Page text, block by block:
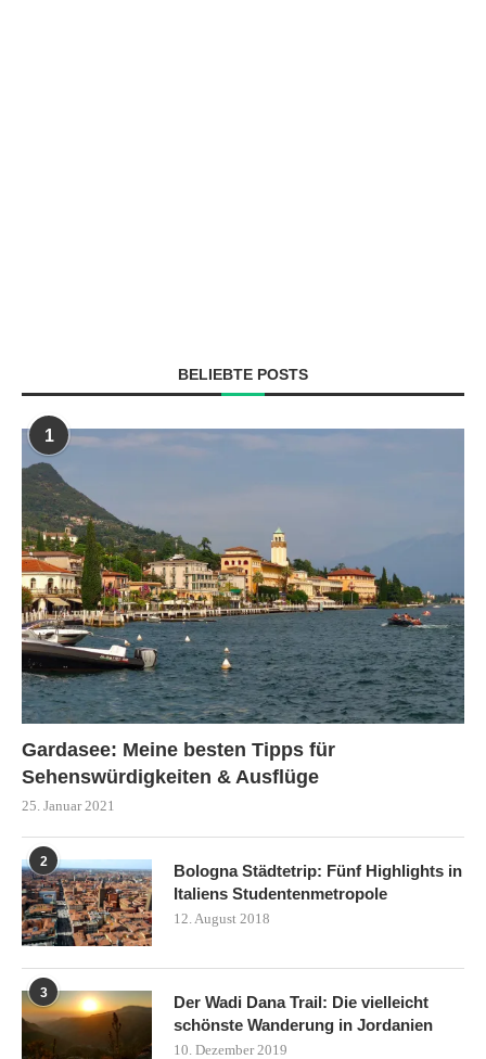
BELIEBTE POSTS
1
Gardasee: Meine besten Tipps für
Sehenswürdigkeiten & Ausflüge
25. Januar 2021
2
Bologna Städtetrip: Fünf Highlights in
Italiens Studentenmetropole
12. August 2018
3
Der Wadi Dana Trail: Die vielleicht
schönste Wanderung in Jordanien
10. Dezember 2019